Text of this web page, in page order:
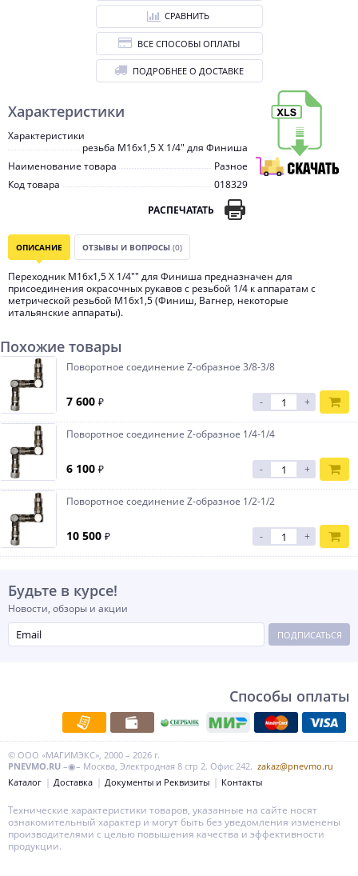
Характеристики
Характеристики
резьба М16х1,5 Х 1/4" для Финиша
Наименование товара
Разное
Код товара
018329
РАСПЕЧАТАТЬ
СРАВНИТЬ
ВСЕ СПОСОБЫ ОПЛАТЫ
ПОДРОБНЕЕ О ДОСТАВКЕ
ОПИСАНИЕ ОТЗЫВЫ И ВОПРОСЫ (0)
Переходник М16х1,5 Х 1/4"" для Финиша предназначен для
присоединения окрасочных рукавов с резьбой 1/4 к аппаратам с
метрической резьбой М16х1,5 (Финиш, Вагнер, некоторые
итальянские аппараты).
Похожие товары
Поворотное соединение Z-образное 3/8-3/8
7 600 ₽ - +
Поворотное соединение Z-образное 1/4-1/4
6 100 ₽ - +
Поворотное соединение Z-образное 1/2-1/2
10 500 ₽ - +
Будьте в курсе!
Новости, обзоры и акции
ПОДПИСАТЬСЯ
Способы оплаты
© ООО «МАГИМЭКС», 2000 – 2026 г.
PNEVMO.RU –◉– Москва, Электродная 8 стр 2. Офис 242. zakaz@pnevmo.ru
Каталог
Доставка Документы и Реквизиты Контакты
Технические характеристики товаров, указанные на сайте носят
ознакомительный характер и могут быть без уведомления изменены
производителями с целью повышения качества и эффективности
продукции.